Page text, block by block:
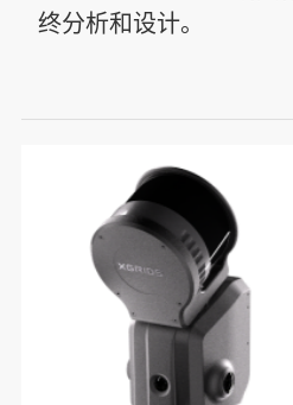
终分析和设计。